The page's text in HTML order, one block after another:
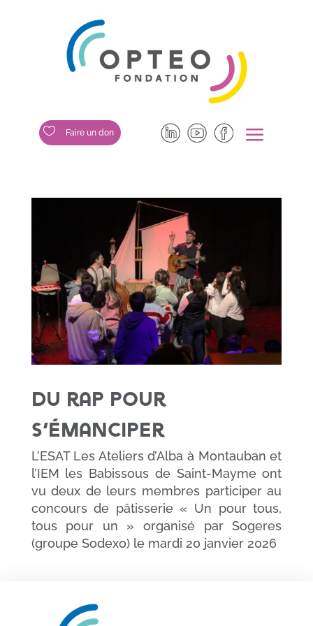
 Faire un don a
Du rap pour
s’émanciper
L’ESAT Les Ateliers d’Alba à Montauban et
l’IEM les Babissous de Saint-Mayme ont
vu deux de leurs membres participer au
concours de pâtisserie « Un pour tous,
tous pour un » organisé par Sogeres
(groupe Sodexo) le mardi 20 janvier 2026